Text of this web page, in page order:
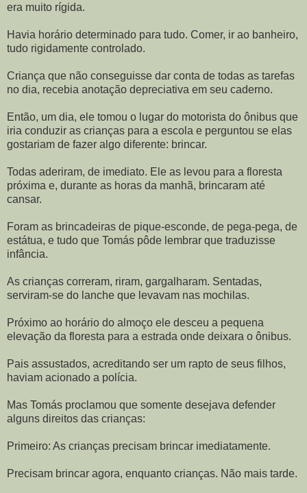
era muito rígida.
Havia horário determinado para tudo. Comer, ir ao banheiro,
tudo rigidamente controlado.
Criança que não conseguisse dar conta de todas as tarefas
no dia, recebia anotação depreciativa em seu caderno.
Então, um dia, ele tomou o lugar do motorista do ônibus que
iria conduzir as crianças para a escola e perguntou se elas
gostariam de fazer algo diferente: brincar.
Todas aderiram, de imediato. Ele as levou para a floresta
próxima e, durante as horas da manhã, brincaram até
cansar.
Foram as brincadeiras de pique-esconde, de pega-pega, de
estátua, e tudo que Tomás pôde lembrar que traduzisse
infância.
As crianças correram, riram, gargalharam. Sentadas,
serviram-se do lanche que levavam nas mochilas.
Próximo ao horário do almoço ele desceu a pequena
elevação da floresta para a estrada onde deixara o ônibus.
Pais assustados, acreditando ser um rapto de seus filhos,
haviam acionado a polícia.
Mas Tomás proclamou que somente desejava defender
alguns direitos das crianças:
Primeiro: As crianças precisam brincar imediatamente.
Precisam brincar agora, enquanto crianças. Não mais tarde.